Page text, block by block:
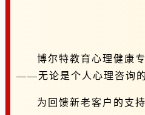
博尔特教育心理健康
——无论是个人心理咨询的
为回馈新老客户的支